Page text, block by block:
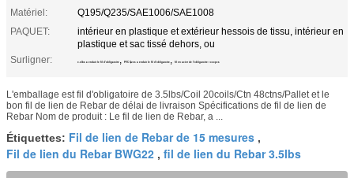
Matériel:
Q195/Q235/SAE1006/SAE1008
PAQUET:
intérieur en plastique et extérieur hessois de tissu, intérieur en
plastique et sac tissé dehors, ou
Surligner:
3.5lbs a enduit le fil d'obligatoire , PVC Q235 a enduit le fil d'obligatoire , fil en acier de l'obligatoire 1000pcs
L'emballage est fil d'obligatoire de 3.5lbs/Coil 20coils/Ctn 48ctns/Pallet et le
bon fil de lien de Rebar de délai de livraison Spécifications de fil de lien de
Rebar Nom de produit : Le fil de lien de Rebar, a ...
Étiquettes: Fil de lien de Rebar de 15 mesures ,
Fil de lien du Rebar BWG22 , fil de lien du Rebar 3.5lbs